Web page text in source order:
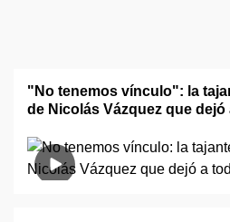
"No tenemos vínculo": la
de Nicolás Vázquez que